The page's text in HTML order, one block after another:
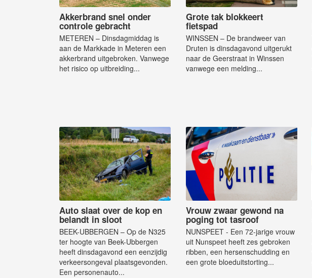
Akkerbrand snel onder
controle gebracht
METEREN – Dinsdagmiddag is
aan de Markkade in Meteren een
akkerbrand uitgebroken. Vanwege
het risico op uitbreiding...
Grote tak blokkeert
fietspad
WINSSEN – De brandweer van
Druten is dinsdagavond uitgerukt
naar de Geerstraat in Winssen
vanwege een melding...
Auto slaat over de kop en
belandt in sloot
BEEK-UBBERGEN – Op de N325
ter hoogte van Beek-Ubbergen
heeft dinsdagavond een eenzijdig
verkeersongeval plaatsgevonden.
Een personenauto...
Vrouw zwaar gewond na
poging tot tasroof
NUNSPEET - Een 72-jarige vrouw
uit Nunspeet heeft zes gebroken
ribben, een hersenschudding en
een grote bloeduitstorting...